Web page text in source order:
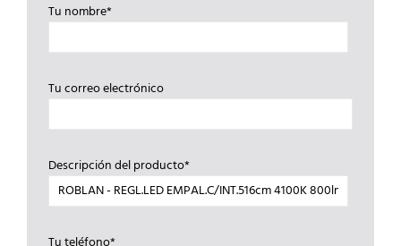
Tu nombre*
Tu correo electrónico
Descripción del producto*